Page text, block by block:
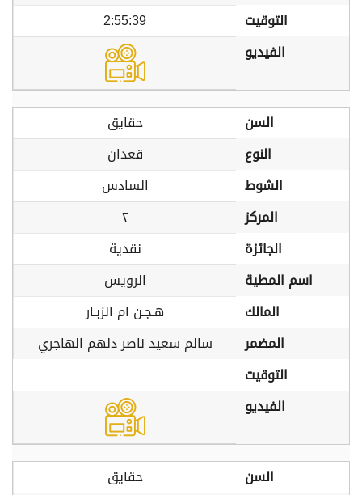
التوقيت
2:55:39
الفيديو
السن
حقايق
النوع
قعدان
الشوط
السادس
المركز
٢
الجائزة
نقدية
اسم المطية
الرويس
المالك
هـجـن ام الزبـار
المضمر
سالم سعيد ناصر دلهم الهاجري
التوقيت
الفيديو
السن
حقايق